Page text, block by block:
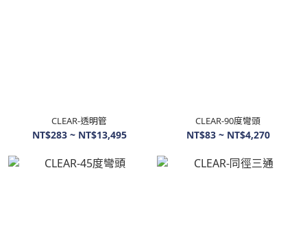
CLEAR-透明管
NT$283 ~ NT$13,495
CLEAR-90度彎頭
NT$83 ~ NT$4,270